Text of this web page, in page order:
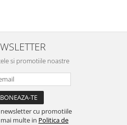
si promotiile noastre
cu promotiile
multe in Politica de